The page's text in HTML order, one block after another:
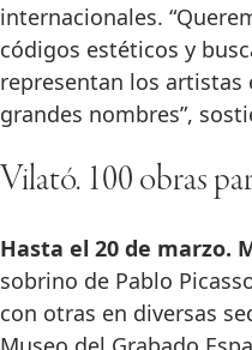
internacionales.
códigos estéticos y
representan los artistas
grandes nombres”,
Vilató. 100 obras
Hasta el 20 de marzo.
sobrino de Pablo
con otras en diversas